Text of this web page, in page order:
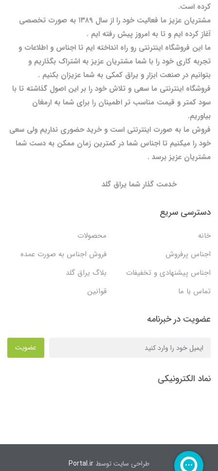
کرده است.
مشتریان عزیز ما فعالیت خود را از سال ۱۳۸۹ به صورت تخصصی
آغاز کرده ایم و تا به امروز پیش رفته ایم .
ما این فروشگاه اینترنتی رو راه انداخته ایم تا اجناس و اطلاعات و
تجربه کاری خود را با شما مشتریان عزیز به اشتراک بگذاریم و
بتوانیم در صنعت ابزار و یراق کمکی به شما عزیزان بکنیم .
فروشگاه اینترنتی ما سعی و تلاش خود را بر این اصول گذاشته تا با
سود کمتر و قیمت مناسب تر اطمینان را برای شما به ارمغان
بیاوریم.
فروش ما به صورت اینترنتی است و خرید حضوری نداریم ولی سعی
خود را میکنیم تا اجناس شما در کمترین زمان ممکن به دست شما
مشتریان عزیز برسد .
خدمت گذار شما یراق گلد
دسترسی سریع
خانه
محصولات
اجناس پرفروش
فروش اجناس به صورت عمده
اجناس پیشنهادی و تخفیفات
بلاگ یراق گلد
تماس با ما
قوانین
عضویت در خبرنامه
عضویت
نماد الکترونیکی
طراحی سایت توسط Portal.ir